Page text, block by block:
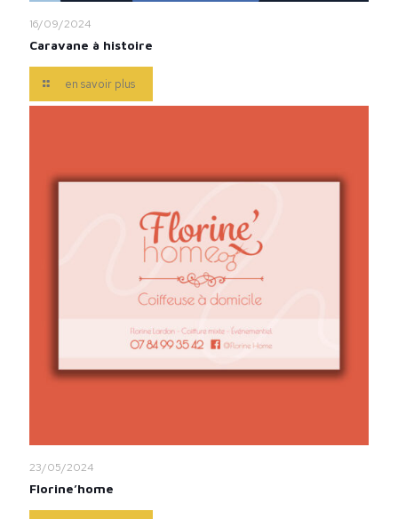
16/09/2024
Caravane à histoire
en savoir plus
23/05/2024
Florine’home